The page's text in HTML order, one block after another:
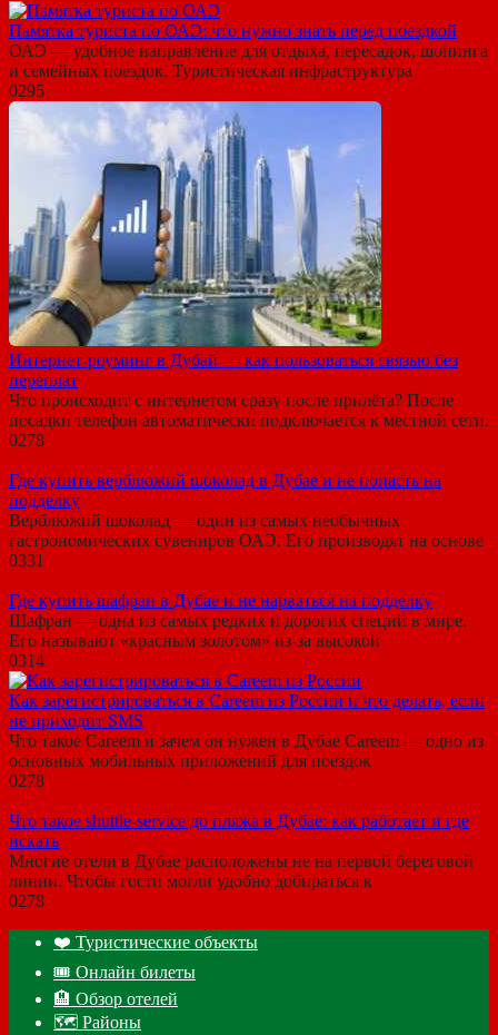
Памятка туриста по ОАЭ: что нужно знать перед поездкой
ОАЭ — удобное направление для отдыха, пересадок, шопинга
и семейных поездок. Туристическая инфраструктура
0295
Интернет-роуминг в Дубай — как пользоваться связью без
переплат
Что происходит с интернетом сразу после прилёта? После
посадки телефон автоматически подключается к местной сети.
0278
Где купить верблюжий шоколад в Дубае и не попасть на
подделку
Верблюжий шоколад — один из самых необычных
гастрономических сувениров ОАЭ. Его производят на основе
0331
Где купить шафран в Дубае и не нарваться на подделку
Шафран — одна из самых редких и дорогих специй в мире.
Его называют «красным золотом» из-за высокой
0314
Как зарегистрироваться в Careem из России и что делать, если
не приходит SMS
Что такое Careem и зачем он нужен в Дубае Careem — одно из
основных мобильных приложений для поездок
0278
Что такое shuttle-service до пляжа в Дубае: как работает и где
искать
Многие отели в Дубае расположены не на первой береговой
линии. Чтобы гости могли удобно добираться к
0278
❤️ Туристические объекты
🎟️ Онлайн билеты
🏨 Обзор отелей
🗺 Районы